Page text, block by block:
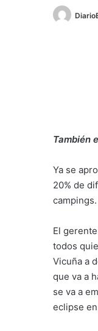
También
Ya se
20% de
campings.
El
todos
Vicuña a
que va a
se va a
eclipse